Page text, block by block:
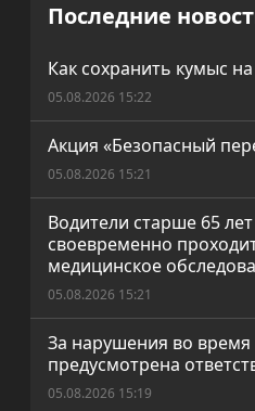
Последние
Как сохранить кумыс
05.08.2026 15:22
Акция «Безопасный
05.08.2026 15:21
Водители старше 65
своевременно
медицинское
05.08.2026 15:21
За нарушения во
предусмотрена
05.08.2026 15:19